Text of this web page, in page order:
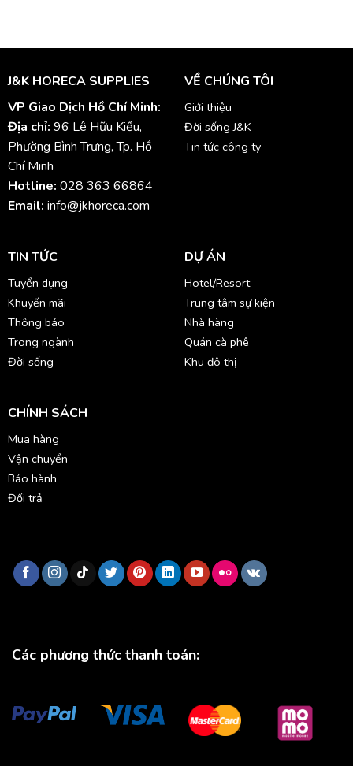
J&K HORECA SUPPLIES
VP Giao Dịch Hồ Chí Minh:
Địa chỉ: 96 Lê Hữu Kiều,
Phường Bình Trưng, Tp. Hồ
Chí Minh
Hotline: 028 363 66864
Email: info@jkhoreca.com
VỀ CHÚNG TÔI
Giới thiệu
Đời sống J&K
Tin tức công ty
TIN TỨC
Tuyển dụng
Khuyến mãi
Thông báo
Trong ngành
Đời sống
DỰ ÁN
Hotel/Resort
Trung tâm sự kiện
Nhà hàng
Quán cà phê
Khu đô thị
CHÍNH SÁCH
Mua hàng
Vận chuyển
Bảo hành
Đổi trả
Các phương thức thanh toán: